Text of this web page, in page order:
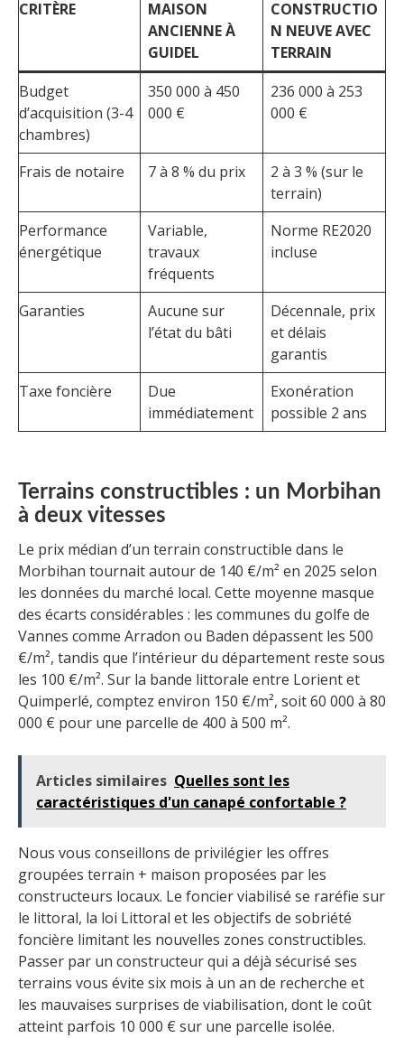
CRITÈRE
MAISON
ANCIENNE À
GUIDEL
CONSTRUCTIO
N NEUVE AVEC
TERRAIN
Budget
d’acquisition (3-4
chambres)
350 000 à 450
000 €
236 000 à 253
000 €
Frais de notaire 7 à 8 % du prix
2 à 3 % (sur le
terrain)
Performance
énergétique
Variable,
travaux
fréquents
Norme RE2020
incluse
Garanties
Aucune sur
l’état du bâti
Décennale, prix
et délais
garantis
Taxe foncière
Due
immédiatement
Exonération
possible 2 ans
Terrains constructibles : un Morbihan
à deux vitesses
Le prix médian d’un terrain constructible dans le
Morbihan tournait autour de 140 €/m² en 2025 selon
les données du marché local. Cette moyenne masque
des écarts considérables : les communes du golfe de
Vannes comme Arradon ou Baden dépassent les 500
€/m², tandis que l’intérieur du département reste sous
les 100 €/m². Sur la bande littorale entre Lorient et
Quimperlé, comptez environ 150 €/m², soit 60 000 à 80
000 € pour une parcelle de 400 à 500 m².
Articles similaires Quelles sont les
caractéristiques d'un canapé confortable ?
Nous vous conseillons de privilégier les offres
groupées terrain + maison proposées par les
constructeurs locaux. Le foncier viabilisé se raréfie sur
le littoral, la loi Littoral et les objectifs de sobriété
foncière limitant les nouvelles zones constructibles.
Passer par un constructeur qui a déjà sécurisé ses
terrains vous évite six mois à un an de recherche et
les mauvaises surprises de viabilisation, dont le coût
atteint parfois 10 000 € sur une parcelle isolée.